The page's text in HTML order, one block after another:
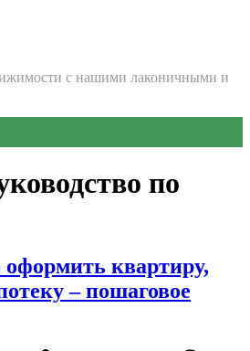
с нашими лаконичными и
по
квартиру,
– пошаговое